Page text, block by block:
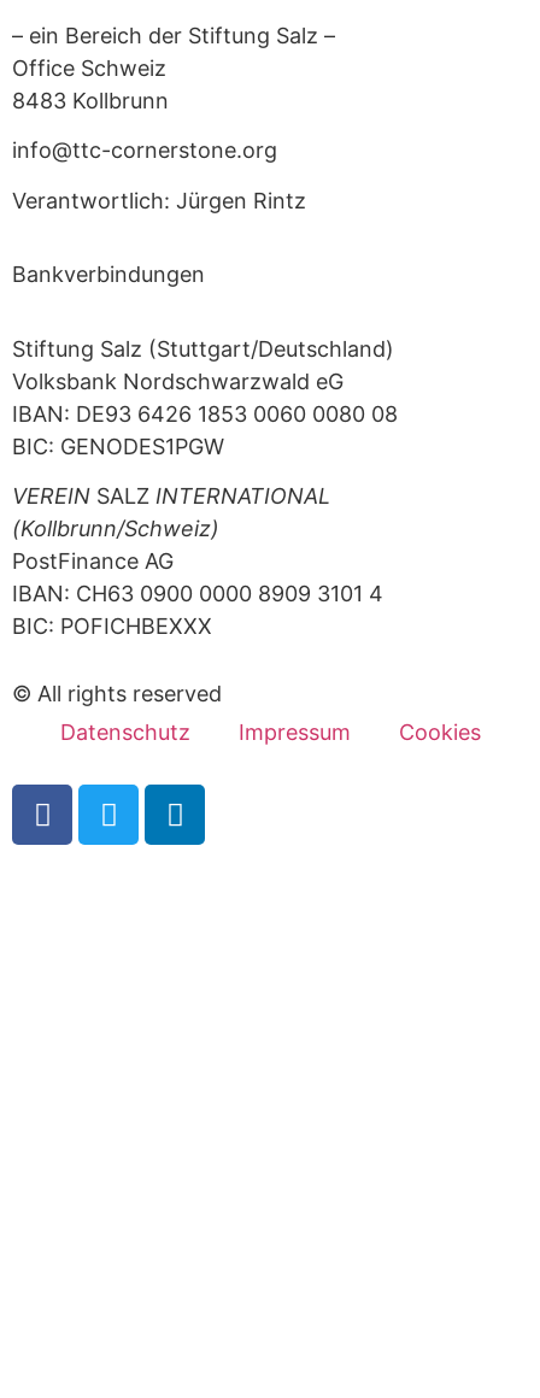
– ein Bereich der Stiftung Salz –
Office Schweiz
8483 Kollbrunn
info@ttc-cornerstone.org
Verantwortlich: Jürgen Rintz
Bankverbindungen
Stiftung Salz (Stuttgart/Deutschland)
Volksbank Nordschwarzwald eG
IBAN: DE93 6426 1853 0060 0080 08
BIC: GENODES1PGW
VEREIN SALZ INTERNATIONAL
(Kollbrunn/Schweiz)
PostFinance AG
IBAN: CH63 0900 0000 8909 3101 4
BIC: POFICHBEXXX
© All rights reserved
Datenschutz
Impressum Cookies